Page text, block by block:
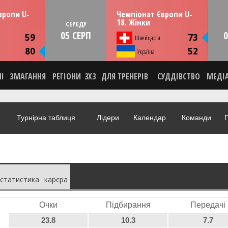
U-
59
80
13:30
СЕРЕДУ
05 СЕРП
Чемпіонат Європи U-
18. Жінки
Швейцарія 73
Україна 52
СЕРЕДУ 05 серпня 13:30
Тулча, Румунія
НОВИНА
ВІДЕО
ЗМАГАННЯ РЕГІОНИ 3X3 ДЛЯ ТРЕНЕРІВ СУДДІВСТВО
Турнірна таблиця Лідери Календар Команди
карєра
Очки Підбирання Передачі
23.8 10.3 7.7